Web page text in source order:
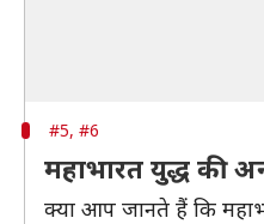
#5, #6
महाभारत युद्ध की
क्या आप जानते हैं कि